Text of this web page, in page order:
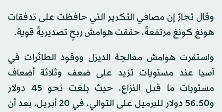
وقال تجارٌ إن مصافي التكرير التي حافظت على تدفقات
هونغ كونغ مرتفعةً، حققت هوامش ربحٍ تصديريةً قوية.
واستقرت هوامش معالجة الديزل ووقود الطائرات في
آسيا عند مستويات تزيد على ضعف وثلاثة أضعاف
مستويات ما قبل النزاع، حيث بلغت نحو 45 دولار
و56.50 دولار للبرميل على التوالي، في 20 أبريل، بعد أن